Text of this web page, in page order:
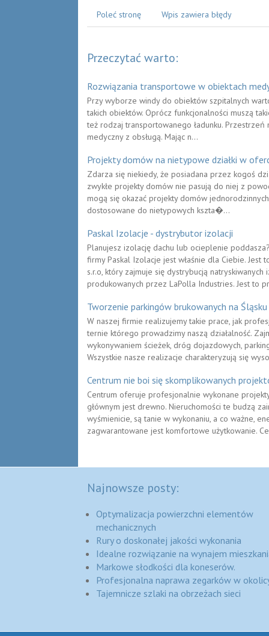
Poleć stronę Wpis zawiera błędy
Przeczytać warto:
Rozwiązania transportowe w obiektach
Przy wyborze windy do obiektów szpitalnych
takich obiektów. Oprócz funkcjonalności muszą
też rodzaj transportowanego ładunku.
medyczny z obsługą. Mając n...
Projekty domów na nietypowe działki w
Zdarza się niekiedy, że posiadana przez kogoś
zwykłe projekty domów nie pasują do niej z
mogą się okazać projekty domów
dostosowane do nietypowych kszta�...
Paskal Izolacje - dystrybutor izolacji
Planujesz izolację dachu lub ocieplenie
firmy Paskal Izolacje jest właśnie dla Ciebie. Jest
s.r.o, który zajmuje się dystrybucją natryskiwanych
produkowanych przez LaPolla Industries. Jest to
Tworzenie parkingów brukowanych na Śląsku
W naszej firmie realizujemy takie prace, jak
ternie którego prowadzimy naszą działalność.
wykonywaniem ścieżek, dróg dojazdowych,
Wszystkie nasze realizacje charakteryzują się
Centrum nie boi się skomplikowanych
Centrum oferuje profesjonalnie wykonane
głównym jest drewno. Nieruchomości te budzą
wyśmienicie, są tanie w wykonaniu, a co ważne,
zagwarantowane jest komfortowe użytkowanie.
Najnowsze posty:
Optymalizacja powierzchni elementów
mechanicznych
Rury o doskonałej jakości wykonania
Idealne rozwiązanie na wynajem
Markowe słodkości dla koneserów.
Profesjonalna naprawa zegarków w
Tajemnicze szlaki na obrzeżach sieci